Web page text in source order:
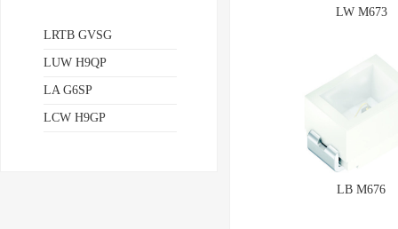
LRTB GVSG
LUW H9QP
LA G6SP
LCW H9GP
LW M673
LB M676